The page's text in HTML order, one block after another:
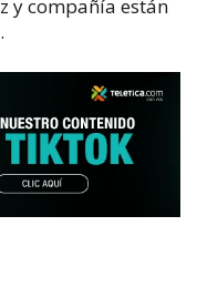
y compañía están